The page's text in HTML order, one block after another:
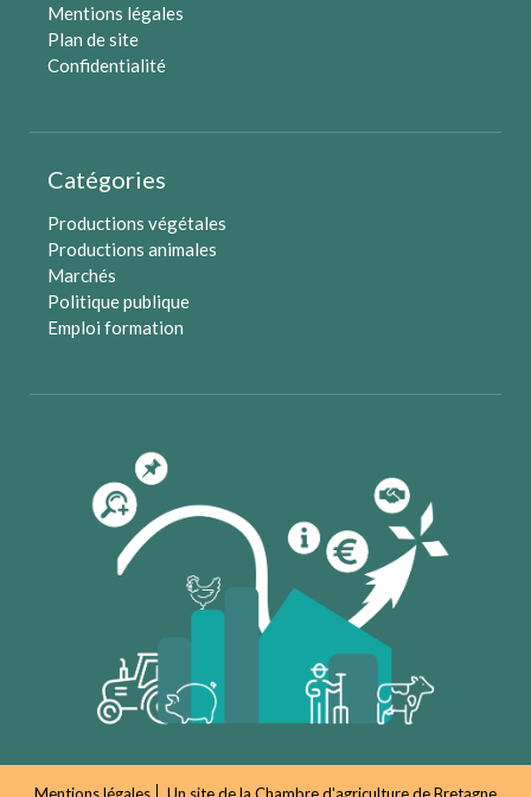
Mentions légales
Plan de site
Confidentialité
Catégories
Productions végétales
Productions animales
Marchés
Politique publique
Emploi formation